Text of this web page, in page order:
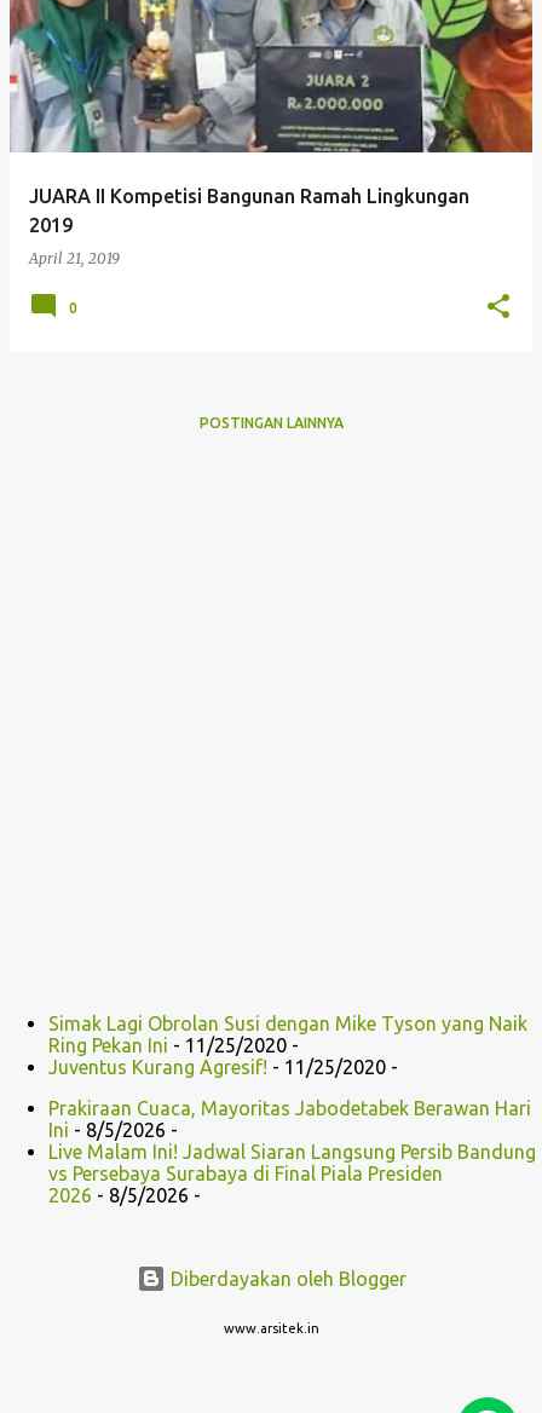
JUARA II Kompetisi Bangunan Ramah Lingkungan
2019
April 21, 2019
0
POSTINGAN LAINNYA
Simak Lagi Obrolan Susi dengan Mike Tyson yang Naik
Ring Pekan Ini - 11/25/2020 -
Juventus Kurang Agresif! - 11/25/2020 -
Prakiraan Cuaca, Mayoritas Jabodetabek Berawan Hari
Ini - 8/5/2026 -
Live Malam Ini! Jadwal Siaran Langsung Persib Bandung
vs Persebaya Surabaya di Final Piala Presiden
2026 - 8/5/2026 -
Diberdayakan oleh Blogger
www.arsitek.in